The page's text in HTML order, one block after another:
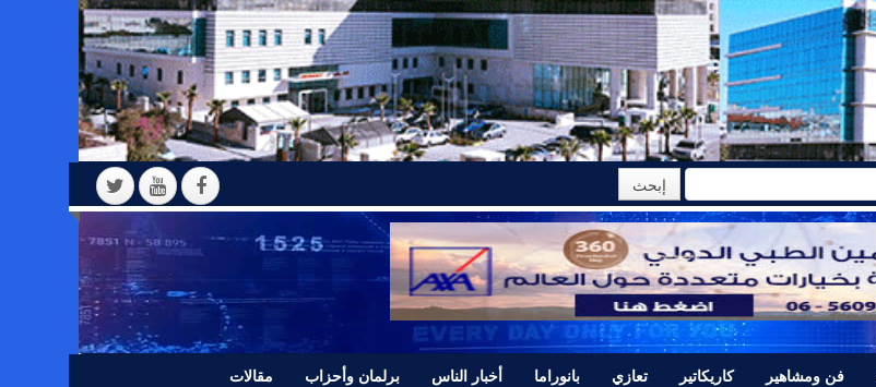
فن ومشاهير كاريكاتير تعازي بانوراما أخبار الناس برلمان وأحزاب مقالات